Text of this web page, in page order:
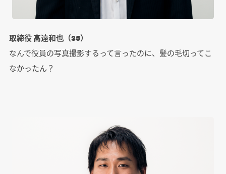
取締役 高遠和也（35）
なんで役員の写真撮影するって言ったのに、髪の毛切ってこ
なかったん？